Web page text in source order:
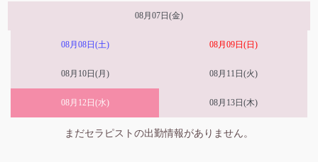
08月07日(金)
08月08日(土) 08月09日(日)
08月10日(月) 08月11日(火)
08月12日(水) 08月13日(木)
まだセラピストの出勤情報がありません。